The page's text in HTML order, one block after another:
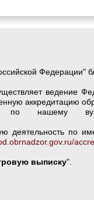
Федерации"
ведение
аккредитацию
по нашему
деятельность по
выписку".